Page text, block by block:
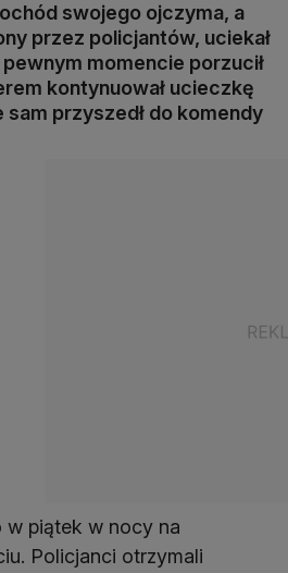
swojego ojczyma, a
przez policjantów, uciekał
momencie porzucił
kontynuował ucieczkę
przyszedł do komendy
w piątek w nocy na
Policjanci otrzymali